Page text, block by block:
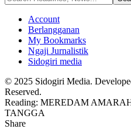
Account
Berlangganan
My Bookmarks
Ngaji Jurnalistik
Sidogiri media
© 2025 Sidogiri Media.
Reserved.
Reading: MEREDAM
TANGGA
Share